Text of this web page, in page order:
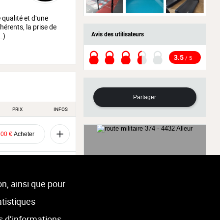
et d’une
la prise de
PRIX INFOS
€ Acheter
Combat | LesMills, Body Jam
Body Combat | LesMills,
€Acheter
Avis des utilisateurs
3.5/ 5
Partager
ainsi que pour